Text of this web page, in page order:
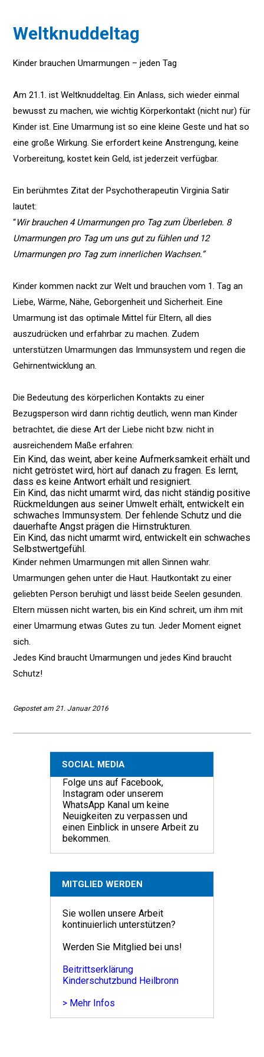
Weltknuddeltag
Kinder brauchen Umarmungen – jeden Tag
Am 21.1. ist Weltknuddeltag. Ein Anlass, sich wieder einmal
bewusst zu machen, wie wichtig Körperkontakt (nicht nur) für
Kinder ist. Eine Umarmung ist so eine kleine Geste und hat so
eine große Wirkung. Sie erfordert keine Anstrengung, keine
Vorbereitung, kostet kein Geld, ist jederzeit verfügbar.
Ein berühmtes Zitat der Psychotherapeutin Virginia Satir
lautet:
“Wir brauchen 4 Umarmungen pro Tag zum Überleben. 8
Umarmungen pro Tag um uns gut zu fühlen und 12
Umarmungen pro Tag zum innerlichen Wachsen.”
Kinder kommen nackt zur Welt und brauchen vom 1. Tag an
Liebe, Wärme, Nähe, Geborgenheit und Sicherheit. Eine
Umarmung ist das optimale Mittel für Eltern, all dies
auszudrücken und erfahrbar zu machen. Zudem
unterstützen Umarmungen das Immunsystem und regen die
Gehirnentwicklung an.
Die Bedeutung des körperlichen Kontakts zu einer
Bezugsperson wird dann richtig deutlich, wenn man Kinder
betrachtet, die diese Art der Liebe nicht bzw. nicht in
ausreichendem Maße erfahren:
Ein Kind, das weint, aber keine Aufmerksamkeit erhält und
nicht getröstet wird, hört auf danach zu fragen. Es lernt,
dass es keine Antwort erhält und resigniert.
Ein Kind, das nicht umarmt wird, das nicht ständig positive
Rückmeldungen aus seiner Umwelt erhält, entwickelt ein
schwaches Immunsystem. Der fehlende Schutz und die
dauerhafte Angst prägen die Hirnstrukturen.
Ein Kind, das nicht umarmt wird, entwickelt ein schwaches
Selbstwertgefühl.
Kinder nehmen Umarmungen mit allen Sinnen wahr.
Umarmungen gehen unter die Haut. Hautkontakt zu einer
geliebten Person beruhigt und lässt beide Seelen gesunden.
Eltern müssen nicht warten, bis ein Kind schreit, um ihm mit
einer Umarmung etwas Gutes zu tun. Jeder Moment eignet
sich.
Jedes Kind braucht Umarmungen und jedes Kind braucht
Schutz!
Gepostet am 21. Januar 2016
SOCIAL MEDIA
Folge uns auf Facebook,
Instagram oder unserem
WhatsApp Kanal um keine
Neuigkeiten zu verpassen und
einen Einblick in unsere Arbeit zu
bekommen.
MITGLIED WERDEN
Sie wollen unsere Arbeit
kontinuierlich unterstützen?
Werden Sie Mitglied bei uns!
Beitrittserklärung
Kinderschutzbund Heilbronn
> Mehr Infos